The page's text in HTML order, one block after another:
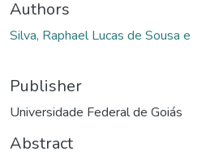
Authors
Silva, Raphael Lucas de Sousa e
Publisher
Universidade Federal de Goiás
Abstract